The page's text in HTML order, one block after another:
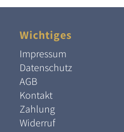
Wichtiges
Impressum
Datenschutz
AGB
Kontakt
Zahlung
Widerruf